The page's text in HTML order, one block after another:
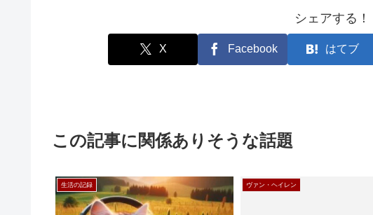
シェアする！
X Facebook はてブ
この記事に関係ありそうな話題
生活の記録 ヴァン・ヘイレン